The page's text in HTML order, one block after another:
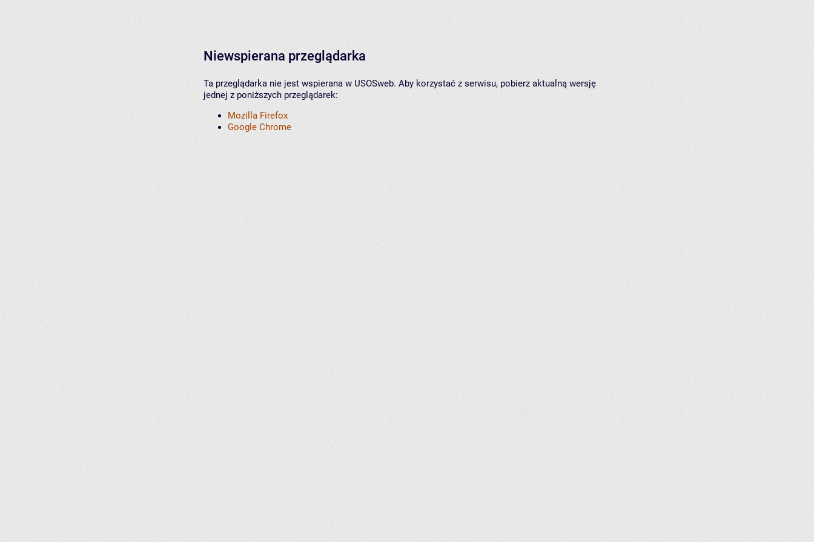
Niewspierana przeglądarka
Ta przeglądarka nie jest wspierana w USOSweb. Aby korzystać z serwisu, pobierz aktualną wersję
jednej z poniższych przeglądarek:
Mozilla Firefox
Google Chrome